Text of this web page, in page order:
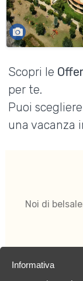
Scopri le
per te.
Puoi
una vacanza
Noi di
Informativa